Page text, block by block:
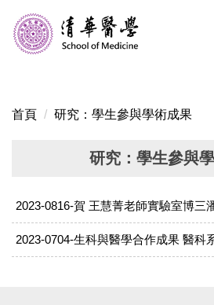
到
主
容
首頁 研究：學生參與學術成果
研究：學生參與